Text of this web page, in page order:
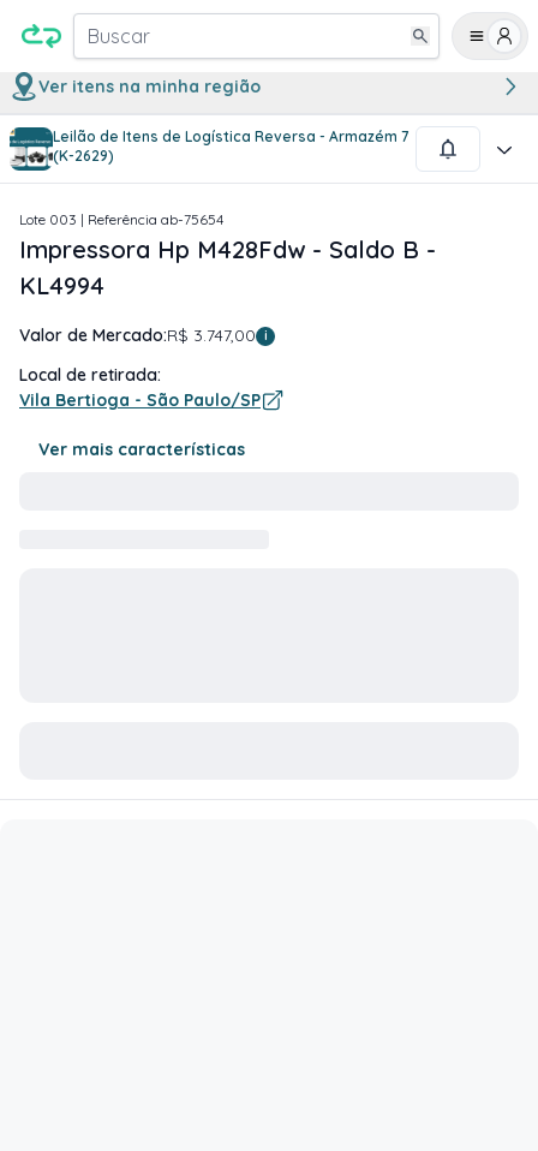
Buscar
Ver itens na minha região
Leilão de Itens de Logística Reversa - Armazém 7
(K-2629)
1/13
Lote 003 | Referência ab-75654
Impressora Hp M428Fdw - Saldo B -
KL4994
Valor de Mercado:R$ 3.747,00 i
Local de retirada:
Vila Bertioga - São Paulo/SP
Ver mais características